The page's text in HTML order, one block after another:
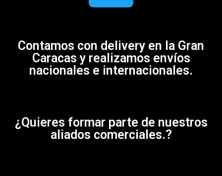
Contamos con delivery en la Gran
Caracas y realizamos envíos
nacionales e internacionales.
¿Quieres formar parte de nuestros
aliados comerciales.?